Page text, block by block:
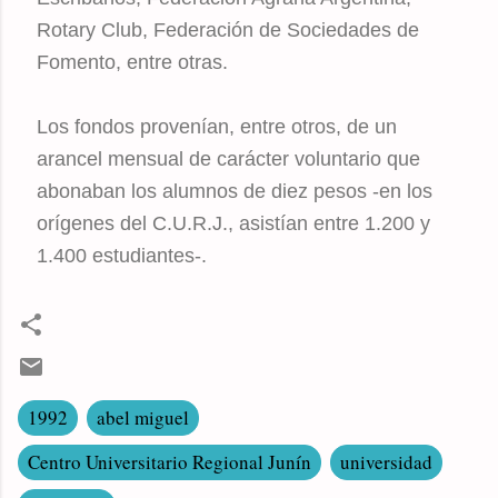
Rotary Club, Federación de Sociedades de
Fomento, entre otras.
Los fondos provenían, entre otros, de un
arancel mensual de carácter voluntario que
abonaban los alumnos de diez pesos -en los
orígenes del C.U.R.J., asistían entre 1.200 y
1.400 estudiantes-.
1992
abel miguel
Centro Universitario Regional Junín
universidad